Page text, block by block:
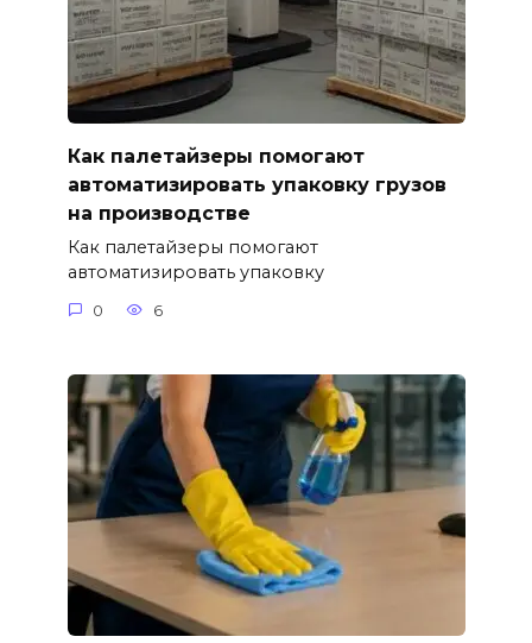
Как палетайзеры помогают
автоматизировать упаковку грузов
на производстве
Как палетайзеры помогают
автоматизировать упаковку
0 6